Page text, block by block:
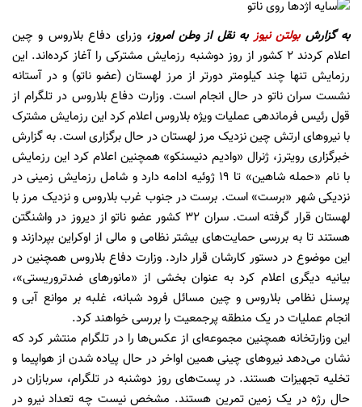
به گزارشبولتن نیوزبه نقل از وطن امروز، وزرای دفاع بلاروس و چین
اعلام کردند ۲ کشور از روز دوشنبه رزمایش مشترکی را آغاز کرده‌اند. این
رزمایش تنها چند کیلومتر دورتر از مرز لهستان (عضو ناتو) و در آستانه
نشست سران ناتو در حال انجام است. وزارت دفاع بلاروس در تلگرام از
قول رئیس فرماندهی عملیات ویژه بلاروس اعلام کرد این رزمایش مشترک
با نیروهای ارتش چین نزدیک مرز لهستان در حال برگزاری است. به گزارش
خبرگزاری رویترز، ژنرال «وادیم دنیسنکو» همچنین اعلام کرد این رزمایش
با نام «حمله شاهین» تا ۱۹ ژوئیه ادامه دارد و شامل رزمایش زمینی در
نزدیکی شهر «برست» است. برست در جنوب غرب بلاروس و نزدیک مرز با
لهستان قرار گرفته است. سران ۳۲ کشور عضو ناتو از دیروز در واشنگتن
هستند تا به بررسی حمایت‌های بیشتر نظامی و مالی از اوکراین بپردازند و
این موضوع در دستور کارشان قرار دارد. وزارت دفاع بلاروس همچنین در
بیانیه دیگری اعلام کرد به عنوان بخشی از «مانورهای ضدتروریستی»،
پرسنل نظامی بلاروس و چین مسائل فرود شبانه، غلبه بر موانع آبی و
انجام عملیات در یک منطقه پرجمعیت را بررسی خواهند کرد.
این وزارتخانه همچنین مجموعه‌ای از عکس‌ها را در تلگرام منتشر کرد که
نشان می‌دهد نیروهای چینی همین اواخر در حال پیاده شدن از هواپیما و
تخلیه تجهیزات هستند. در پست‌های روز دوشنبه در تلگرام، سربازان در
حال رژه در یک زمین تمرین هستند. مشخص نیست چه تعداد نیرو در